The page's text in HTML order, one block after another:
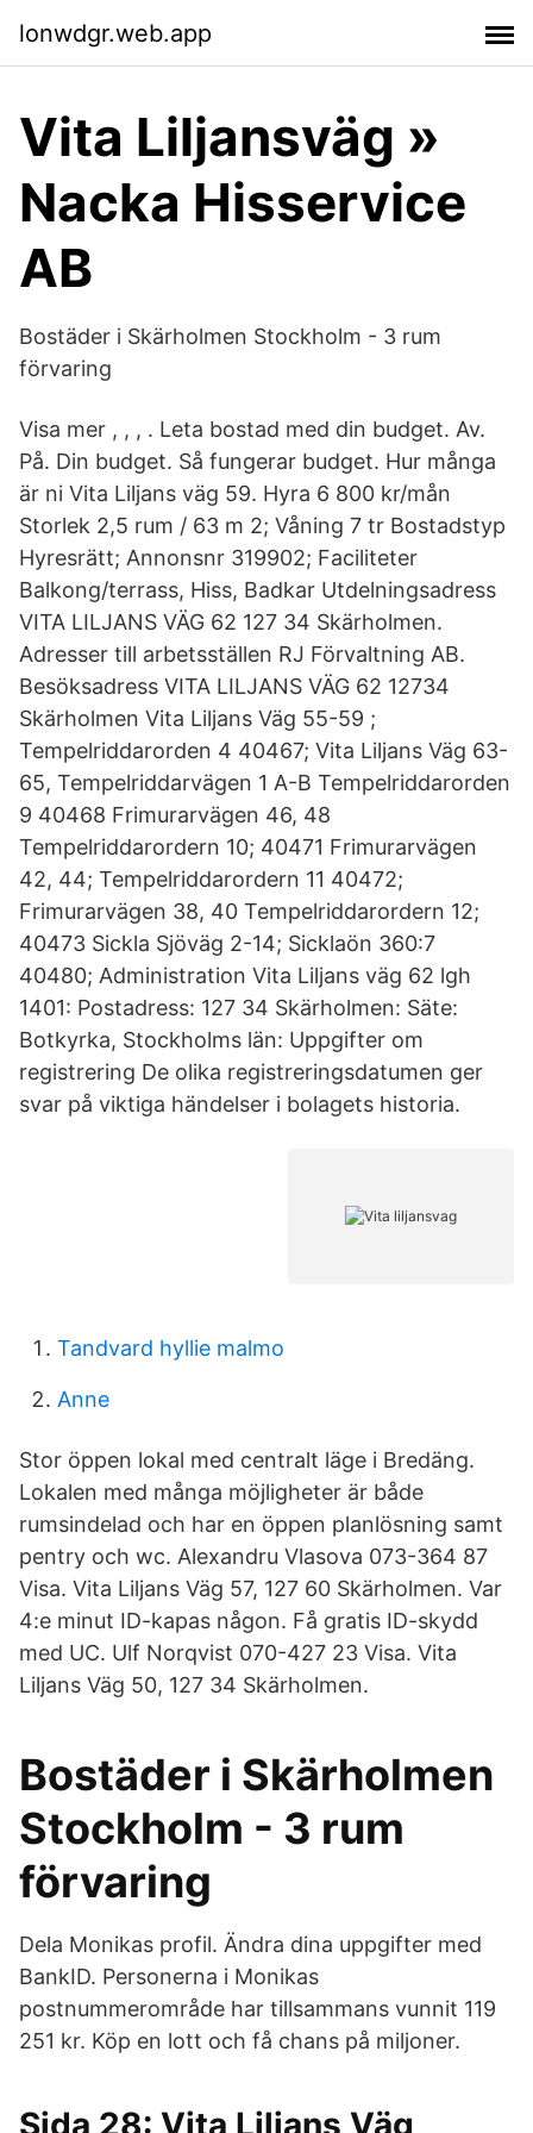
lonwdgr.web.app
Vita Liljansväg »
Nacka Hisservice
AB
Bostäder i Skärholmen Stockholm - 3 rum
förvaring
Visa mer , , , . Leta bostad med din budget. Av.
På. Din budget. Så fungerar budget. Hur många
är ni Vita Liljans väg 59. Hyra 6 800 kr/mån
Storlek 2,5 rum / 63 m 2; Våning 7 tr Bostadstyp
Hyresrätt; Annonsnr 319902; Faciliteter
Balkong/terrass, Hiss, Badkar Utdelningsadress
VITA LILJANS VÄG 62 127 34 Skärholmen.
Adresser till arbetsställen RJ Förvaltning AB.
Besöksadress VITA LILJANS VÄG 62 12734
Skärholmen Vita Liljans Väg 55-59 ;
Tempelriddarorden 4 40467; Vita Liljans Väg 63-
65, Tempelriddarvägen 1 A-B Tempelriddarorden
9 40468 Frimurarvägen 46, 48
Tempelriddarordern 10; 40471 Frimurarvägen
42, 44; Tempelriddarordern 11 40472;
Frimurarvägen 38, 40 Tempelriddarordern 12;
40473 Sickla Sjöväg 2-14; Sicklaön 360:7
40480; Administration Vita Liljans väg 62 lgh
1401: Postadress: 127 34 Skärholmen: Säte:
Botkyrka, Stockholms län: Uppgifter om
registrering De olika registreringsdatumen ger
svar på viktiga händelser i bolagets historia.
Tandvard hyllie malmo
Anne
Stor öppen lokal med centralt läge i Bredäng.
Lokalen med många möjligheter är både
rumsindelad och har en öppen planlösning samt
pentry och wc. Alexandru Vlasova 073-364 87
Visa. Vita Liljans Väg 57, 127 60 Skärholmen. Var
4:e minut ID-kapas någon. Få gratis ID-skydd
med UC. Ulf Norqvist 070-427 23 Visa. Vita
Liljans Väg 50, 127 34 Skärholmen.
Bostäder i Skärholmen
Stockholm - 3 rum
förvaring
Dela Monikas profil. Ändra dina uppgifter med
BankID. Personerna i Monikas
postnummerområde har tillsammans vunnit 119
251 kr. Köp en lott och få chans på miljoner.
Sida 28: Vita Liljans Väg